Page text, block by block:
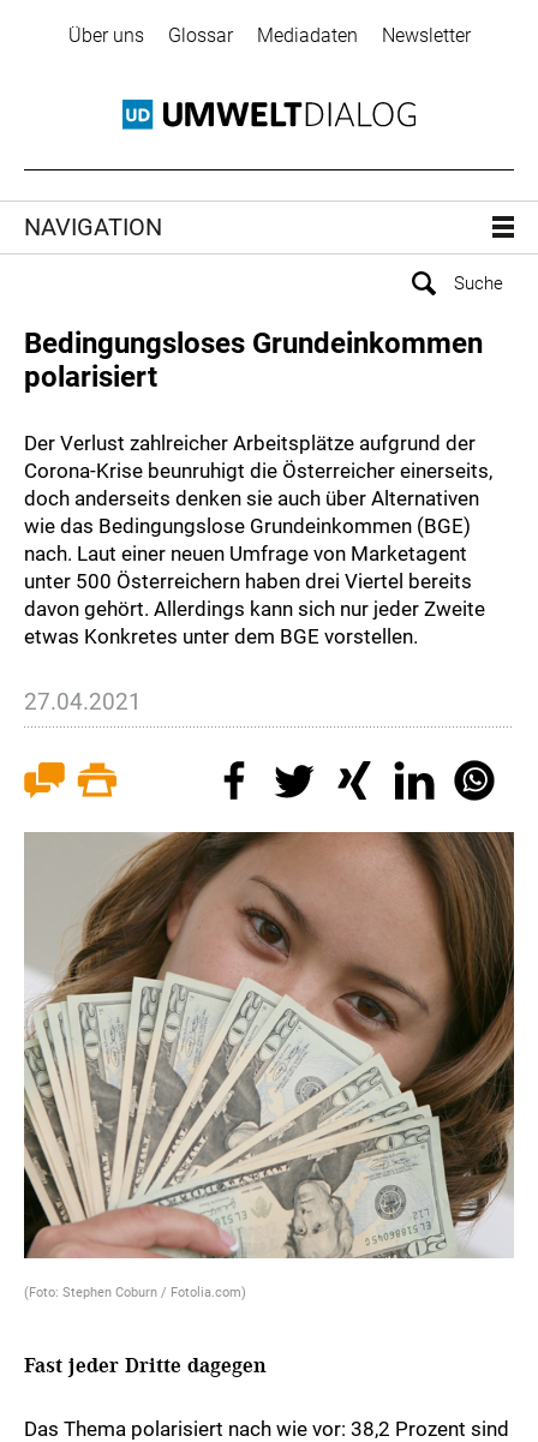
Über uns Glossar Mediadaten Newsletter
NAVIGATION
Bedingungsloses Grundeinkommen
polarisiert
Der Verlust zahlreicher Arbeitsplätze aufgrund der
Corona-Krise beunruhigt die Österreicher einerseits,
doch anderseits denken sie auch über Alternativen
wie das Bedingungslose Grundeinkommen (BGE)
nach. Laut einer neuen Umfrage von Marketagent
unter 500 Österreichern haben drei Viertel bereits
davon gehört. Allerdings kann sich nur jeder Zweite
etwas Konkretes unter dem BGE vorstellen.
27.04.2021
(Foto: Stephen Coburn / Fotolia.com)
Fast jeder Dritte dagegen
Das Thema polarisiert nach wie vor: 38,2 Prozent sind